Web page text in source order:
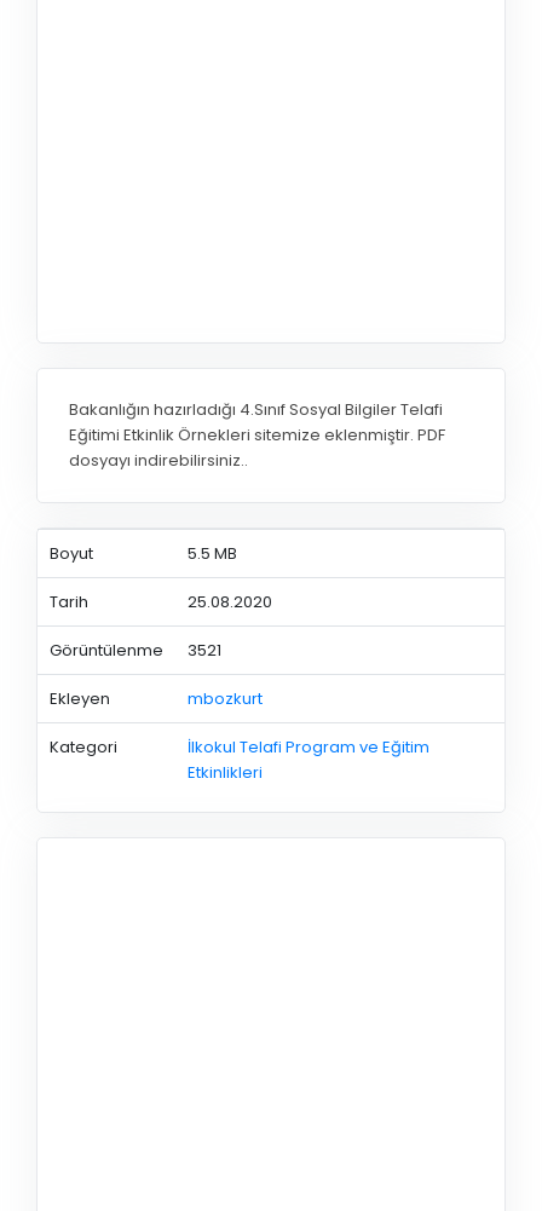
Bakanlığın hazırladığı 4.Sınıf Sosyal Bilgiler Telafi
Eğitimi Etkinlik Örnekleri sitemize eklenmiştir. PDF
dosyayı indirebilirsiniz..
Boyut 5.5 MB
Tarih 25.08.2020
Görüntülenme 3521
Ekleyen mbozkurt
Kategori
İlkokul Telafi Program ve Eğitim
Etkinlikleri